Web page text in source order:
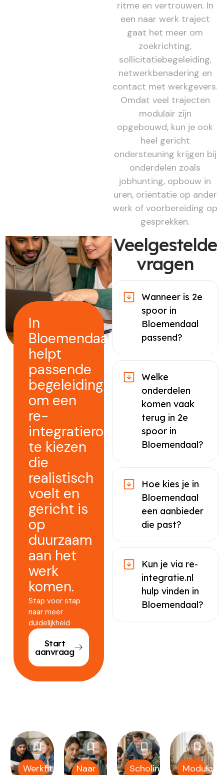
ritme en vertrouwen. In
een naar werk traject
gaat het meer om
zoekrichting,
sollicitatiebegeleiding,
netwerkbenadering en
contact met werkgevers.
Omdat veel trajecten
modulair zijn
opgebouwd, kun je ook
heel gericht
ondersteuning krijgen bij
onderdelen zoals
jobhunting, opbouw in
uren, oriëntatie op ander
werk of voorbereiding op
gesprekken.
In
Bloemendaal
helpt
passende
begeleiding
om een
re-
integratieroute
te kiezen
die
realistisch
voelt en
gericht is
op
duurzaam
aan het
werk
komen.
Stap voor stap
naar meer
duidelijkheid
Start
aanvraag
Veelgestelde
vragen
Wanneer is 2e
spoor in
Bloemendaal
passend?
Welke
onderdelen
komen vaak
terug in 2e
spoor in
Bloemendaal?
Hoe kies je in
Bloemendaal
een aanbieder
die past?
Kun je via re-
integratie.nl
hulp vinden in
Bloemendaal?
Werkfit
Naar
Scholing Modulair